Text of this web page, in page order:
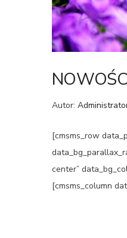
Autor:
[cmsms_row
center”
[cmsms_column